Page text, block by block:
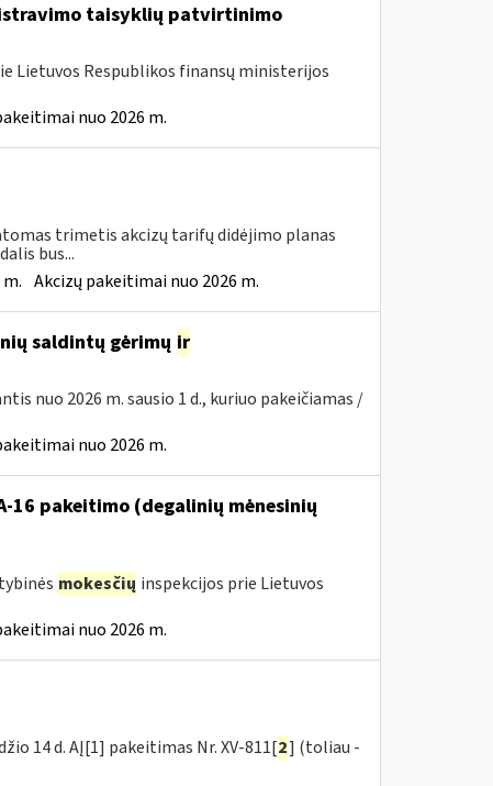
taisyklių patvirtinimo
Lietuvos Respublikos finansų ministerijos
nuo 2026 m.
trimetis akcizų tarifų didėjimo planas
bus...
Akcizų pakeitimai nuo 2026 m.
saldintų gėrimų ir
nuo 2026 m. sausio 1 d., kuriuo pakeičiamas /
nuo 2026 m.
16 pakeitimo (degalinių mėnesinių
mokesčių inspekcijos prie Lietuvos
nuo 2026 m.
14 d. AĮ[1] pakeitimas Nr. XV-811[2] (toliau -